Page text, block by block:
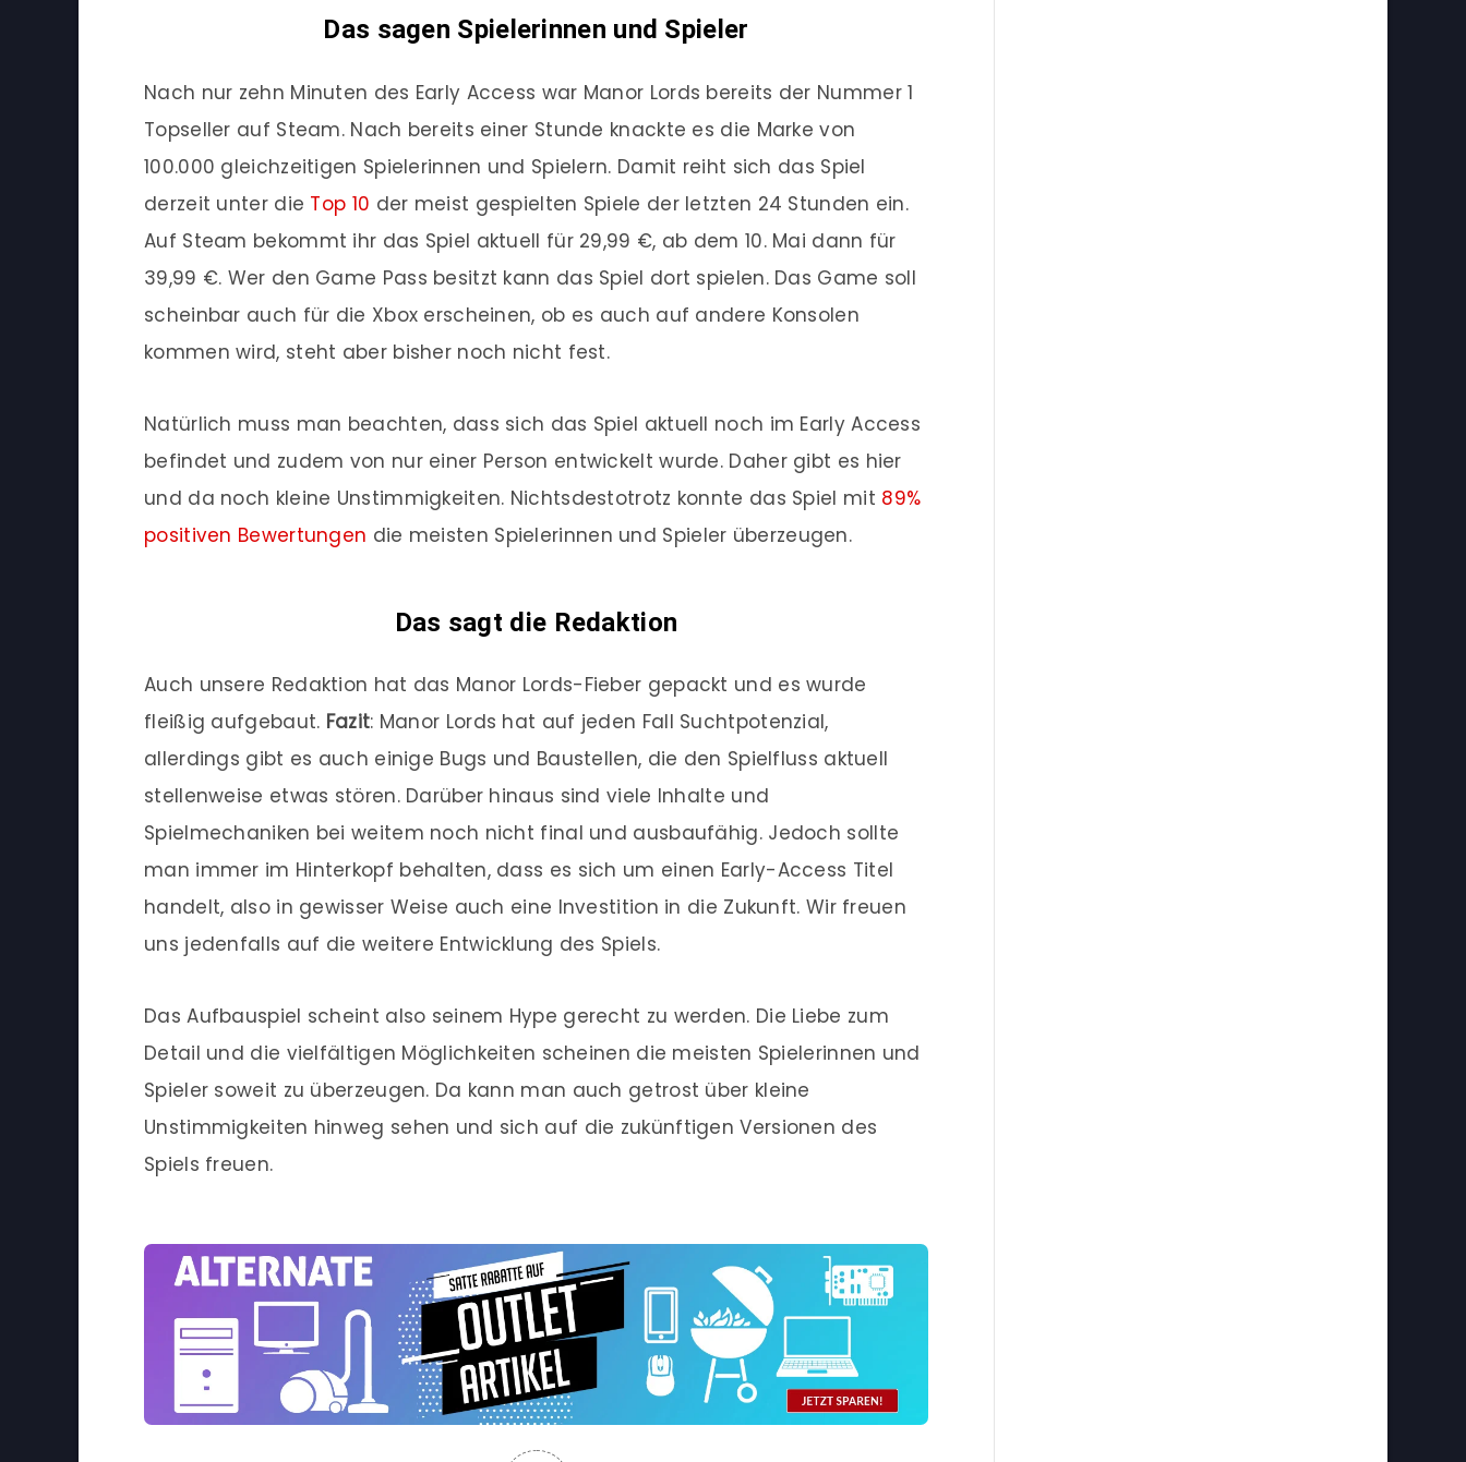
Das sagen Spielerinnen und Spieler
Nach nur zehn Minuten des Early Access war Manor Lords bereits der Nummer 1
Topseller auf Steam. Nach bereits einer Stunde knackte es die Marke von
100.000 gleichzeitigen Spielerinnen und Spielern. Damit reiht sich das Spiel
derzeit unter die Top 10 der meist gespielten Spiele der letzten 24 Stunden ein.
Auf Steam bekommt ihr das Spiel aktuell für 29,99 €, ab dem 10. Mai dann für
39,99 €. Wer den Game Pass besitzt kann das Spiel dort spielen. Das Game soll
scheinbar auch für die Xbox erscheinen, ob es auch auf andere Konsolen
kommen wird, steht aber bisher noch nicht fest.
Natürlich muss man beachten, dass sich das Spiel aktuell noch im Early Access
befindet und zudem von nur einer Person entwickelt wurde. Daher gibt es hier
und da noch kleine Unstimmigkeiten. Nichtsdestotrotz konnte das Spiel mit 89%
positiven Bewertungen die meisten Spielerinnen und Spieler überzeugen.
Das sagt die Redaktion
Auch unsere Redaktion hat das Manor Lords-Fieber gepackt und es wurde
fleißig aufgebaut. Fazit: Manor Lords hat auf jeden Fall Suchtpotenzial,
allerdings gibt es auch einige Bugs und Baustellen, die den Spielfluss aktuell
stellenweise etwas stören. Darüber hinaus sind viele Inhalte und
Spielmechaniken bei weitem noch nicht final und ausbaufähig. Jedoch sollte
man immer im Hinterkopf behalten, dass es sich um einen Early-Access Titel
handelt, also in gewisser Weise auch eine Investition in die Zukunft. Wir freuen
uns jedenfalls auf die weitere Entwicklung des Spiels.
Das Aufbauspiel scheint also seinem Hype gerecht zu werden. Die Liebe zum
Detail und die vielfältigen Möglichkeiten scheinen die meisten Spielerinnen und
Spieler soweit zu überzeugen. Da kann man auch getrost über kleine
Unstimmigkeiten hinweg sehen und sich auf die zukünftigen Versionen des
Spiels freuen.